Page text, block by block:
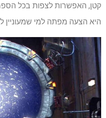
קטן, האפשרות לצפות בכל
היא הצעה מפתה למי